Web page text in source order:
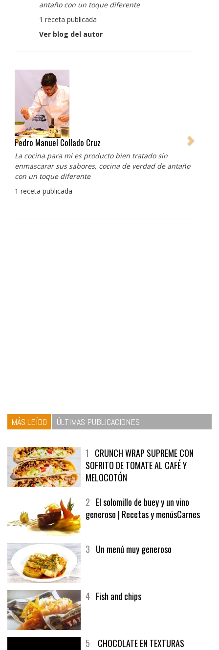
antaño con un toque diferente
1 receta publicada
Ver blog del autor
Pedro Manuel Collado Cruz
La cocina para mi es producto bien tratado sin
enmascarar sus sabores, cocina de verdad de antaño
con un toque diferente
1 receta publicada
MÁS LEÍDO ÚLTIMAS PUBLICACIONES
1 CRUNCH WRAP SUPREME CON
SOFRITO DE TOMATE AL CAFÉ Y
MELOCOTÓN
2 El solomillo de buey y un vino
generoso | Recetas y menúsCarnes
3 Un menú muy generoso
4 Fish and chips
5 CHOCOLATE EN TEXTURAS